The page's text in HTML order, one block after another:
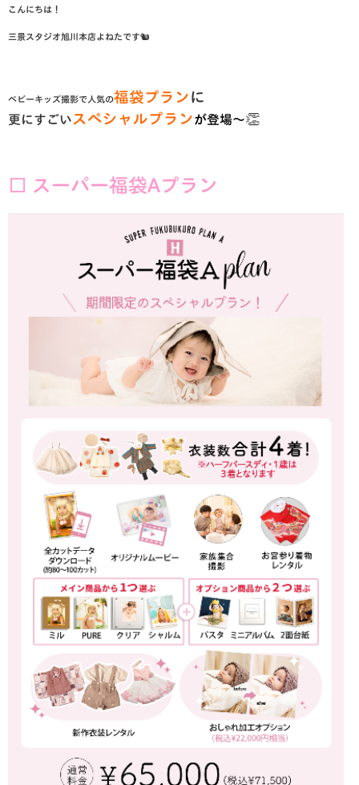
こんにちは！
三景スタジオ旭川本店よねたです🐿
ベビーキッズ撮影で人気の福袋プラン に
更にすごい スペシャルプランが登場〜👏
□ スーパー福袋Aプラン